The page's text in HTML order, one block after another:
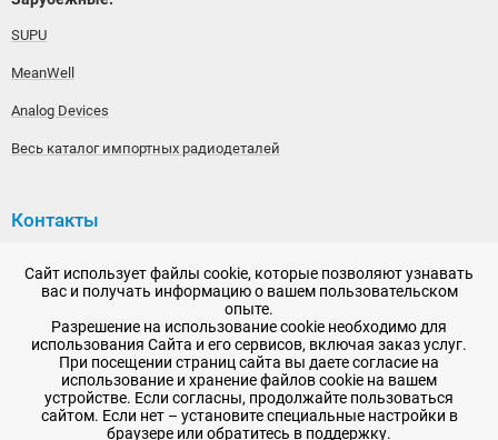
SUPU
MeanWell
Analog Devices
Весь каталог импортных радиодеталей
Контакты
192148, г. Санкт-Петербург, Железнодорожный проспект,
дом 36
+7 (812) 565-06-52
Время работы: пн-пт, 10:00 - 18:00
E-mail:sale@radioelementy.ru
Сайт использует файлы cookie, которые позволяют узнавать
вас и получать информацию о вашем пользовательском
опыте.
Разрешение на использование cookie необходимо для
использования Сайта и его сервисов, включая заказ услуг.
При посещении страниц сайта вы даете согласие на
использование и хранение файлов cookie на вашем
устройстве. Если согласны, продолжайте пользоваться
сайтом. Если нет – установите специальные настройки в
браузере или обратитесь в поддержку.